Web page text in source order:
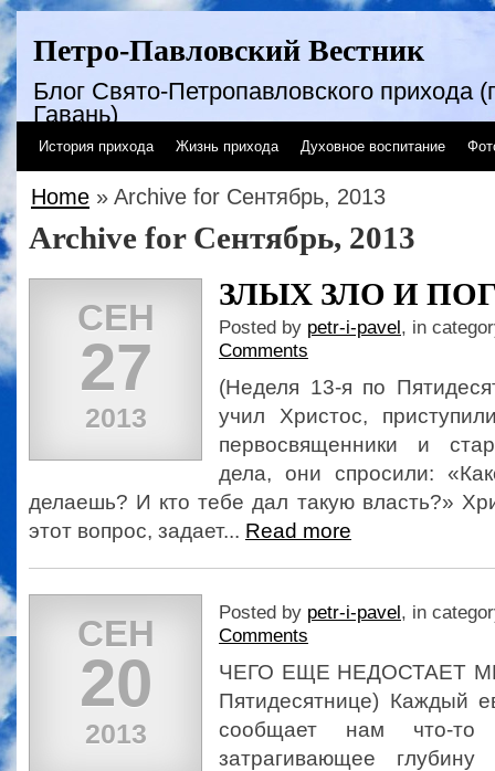
Петро-Павловский Вестник
Блог Свято-Петропавловского прихода
Гавань)
История прихода Жизнь прихода Духовное воспитание
Home » Archive for Сентябрь, 2013
Archive for Сентябрь, 2013
СЕН
27
2013
ЗЛЫХ ЗЛО И
Posted by petr-i-pavel, in
Comments
(Неделя 13-я по
учил Христос,
первосвященники и
дела, они спросили:
делаешь? И кто тебе дал такую власть?»
этот вопрос, задает... Read more
СЕН
20
2013
Posted by petr-i-pavel, in
Comments
ЧЕГО ЕЩЕ НЕДОСТАЕТ
Пятидесятнице) Каждый
сообщает нам что-то
затрагивающее